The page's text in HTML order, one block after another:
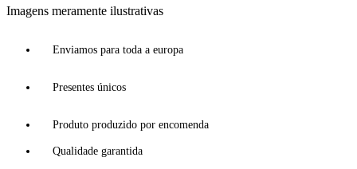
Imagens meramente ilustrativas
Enviamos para toda a europa
Presentes únicos
Produto produzido por encomenda
Qualidade garantida